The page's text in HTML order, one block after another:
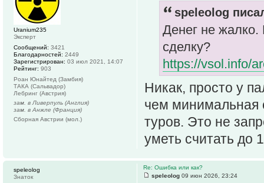
speleolog
Денег не жалко.
сделку?
https://vsol.info/
Никак, просто у
чем минимальная
туров. Это не
уметь считать до
Uranium235
Эксперт
Сообщений: 3421
Благодарностей: 2449
Зарегистрирован: 03 июл 2021, 14:07
Рейтинг: 903
Роан Юнайтед (Замбия)
ТАКА (Сальвадор)
Лебринг (Австрия)
зам. в Ливерпуль (Англия)
зам. в Анжле (Франция)
Сборная Австрии (мол.)
Re: Ошибка или как?
speleolog 09 июн 2026, 23:24
speleolog
Знаток